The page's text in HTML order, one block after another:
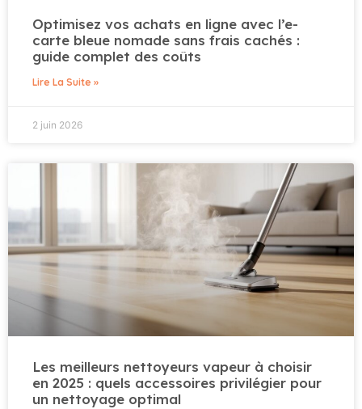
Optimisez vos achats en ligne avec l’e-
carte bleue nomade sans frais cachés :
guide complet des coûts
Lire La Suite »
2 juin 2026
Les meilleurs nettoyeurs vapeur à choisir
en 2025 : quels accessoires privilégier pour
un nettoyage optimal